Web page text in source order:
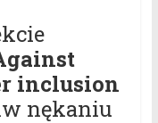
inclusion
nękaniu